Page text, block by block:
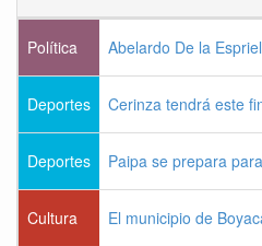
Política Abelardo De la
Deportes Cerinza tendrá este
Deportes Paipa se prepara
Cultura El municipio de